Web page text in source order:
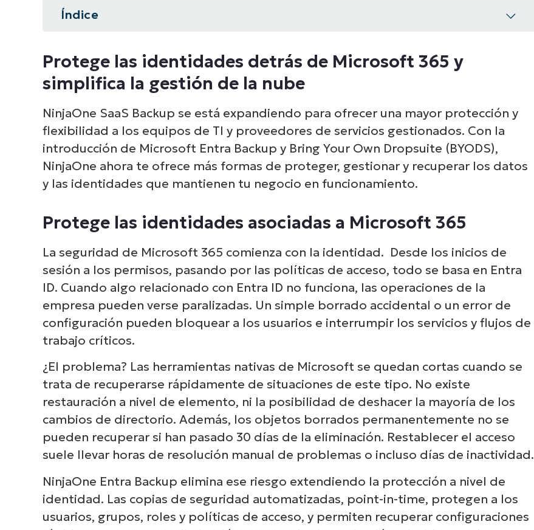
Índice
Protege las identidades detrás de Microsoft 365 y simplifica la gestión de
la nube
Protege las identidades asociadas a Microsoft 365
Bring Your Own Dropsuite (BYODS): una experiencia, todos los entornos
Una plataforma diseñada para la resiliencia en la nube
Empieza hoy mismo
Protege las identidades detrás de Microsoft 365 y
simplifica la gestión de la nube
NinjaOne SaaS Backup se está expandiendo para ofrecer una mayor protección y
flexibilidad a los equipos de TI y proveedores de servicios gestionados. Con la
introducción de Microsoft Entra Backup y Bring Your Own Dropsuite (BYODS),
NinjaOne ahora te ofrece más formas de proteger, gestionar y recuperar los datos
y las identidades que mantienen tu negocio en funcionamiento.
Protege las identidades asociadas a Microsoft 365
La seguridad de Microsoft 365 comienza con la identidad. Desde los inicios de
sesión a los permisos, pasando por las políticas de acceso, todo se basa en Entra
ID. Cuando algo relacionado con Entra ID no funciona, las operaciones de la
empresa pueden verse paralizadas. Un simple borrado accidental o un error de
configuración pueden bloquear a los usuarios e interrumpir los servicios y flujos de
trabajo críticos.
¿El problema? Las herramientas nativas de Microsoft se quedan cortas cuando se
trata de recuperarse rápidamente de situaciones de este tipo. No existe
restauración a nivel de elemento, ni la posibilidad de deshacer la mayoría de los
cambios de directorio. Además, los objetos borrados permanentemente no se
pueden recuperar si han pasado 30 días de la eliminación. Restablecer el acceso
suele llevar horas de resolución manual de problemas o incluso días de inactividad.
NinjaOne Entra Backup elimina ese riesgo extendiendo la protección a nivel de
identidad. Las copias de seguridad automatizadas, point-in-time, protegen a los
usuarios, grupos, roles y políticas de acceso, y permiten recuperar configuraciones